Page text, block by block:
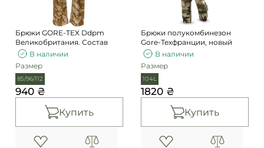
Контакты
Про нас
Доставка и оплата
Возврат и обмен
Фурнитура
Second Hand NATO
Брюки GORE-TEX Ddpm
Великобритания. Состав
В наличии
Размер
85/96/112
940 ₴
Купить
Брюки полукомбинезон
Gore-Техфранции, новый
В наличии
Размер
104L
1820 ₴
Купить